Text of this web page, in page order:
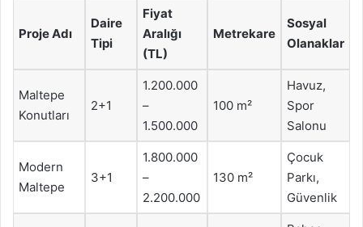
Proje Adı
Daire
Tipi
Fiyat
Aralığı
(TL)
Metrekare
Sosyal
Olanaklar
Maltepe
Konutları
2+1
1.200.000
–
1.500.000
100 m²
Havuz,
Spor
Salonu
Modern
Maltepe
3+1
1.800.000
–
2.200.000
130 m²
Çocuk
Parkı,
Güvenlik